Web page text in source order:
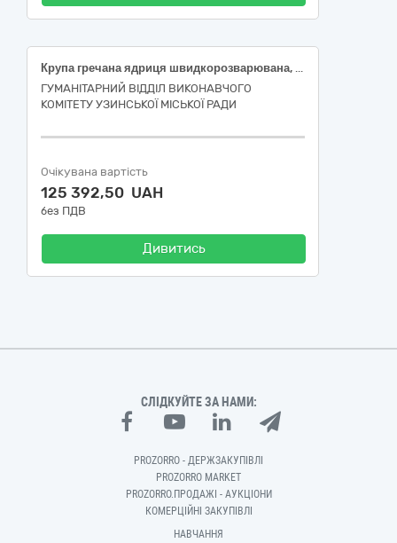
Крупа гречана ядриця швидкорозварювана, ґатунок перший, фасування 0,8-1 кг; Крупа рисова шліфована довгозерниста, пропарена, фасування 0,7-1 кг; Крупа ячмінна перлова №1, фасування 0,7-1кг; Крупа пшенична фасована; Крупа пшоняна шліфована, сорт вищий; Крупа ячна №1, фасування 0.7-1.0 кг, відповідність ДСТУ 7700; Крупа пшенична артек, з твердих сортів пшениці, 0,7-1 кг; Борошно пшеничне, вищий сорт, ГСТУ 46.004, фасування 1,8-2 кг; Крупа вівсяна плющена, ґатунок вищий, фасування 0,5-1 кг
ГУМАНІТАРНИЙ ВІДДІЛ ВИКОНАВЧОГО
КОМІТЕТУ УЗИНСЬКОЇ МІСЬКОЇ РАДИ
Очікувана вартість
125 392,50 UAH
без ПДВ
Дивитись
СЛІДКУЙТЕ ЗА НАМИ:
PROZORRO - ДЕРЖЗАКУПІВЛІ
PROZORRO MARKET
PROZORRO.ПРОДАЖІ - АУКЦІОНИ
КОМЕРЦІЙНІ ЗАКУПІВЛІ
НАВЧАННЯ